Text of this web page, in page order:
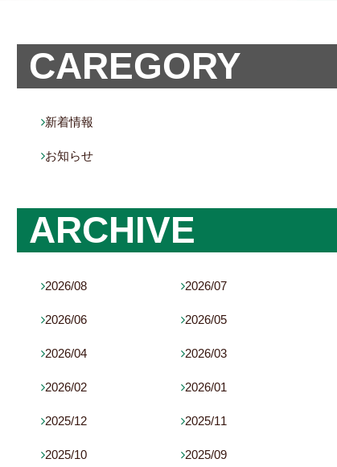
CAREGORY
新着情報
お知らせ
ARCHIVE
2026/08 2026/07
2026/06 2026/05
2026/04 2026/03
2026/02 2026/01
2025/12 2025/11
2025/10 2025/09